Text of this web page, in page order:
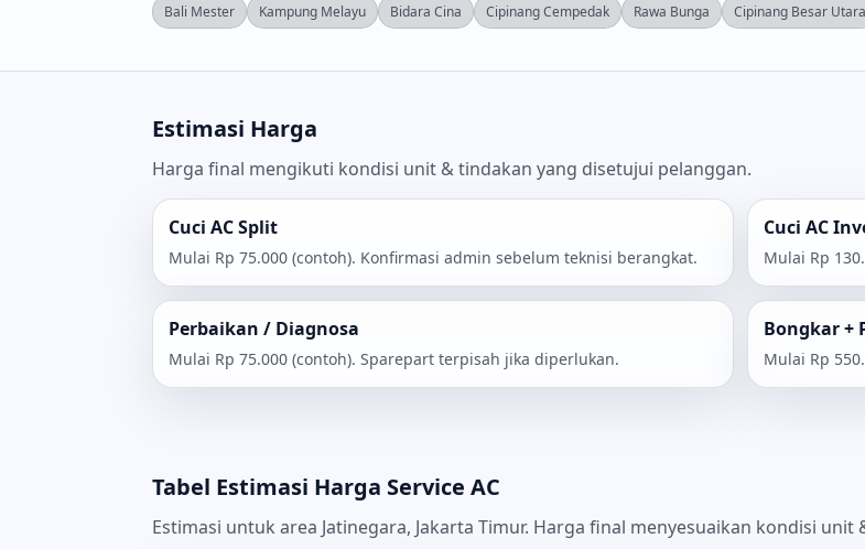
Bali Mester Kampung Melayu Bidara Cina Cipinang Cempedak Rawa Bunga Cipinang Besar Utara
Estimasi Harga
Harga final mengikuti kondisi unit & tindakan yang disetujui pelanggan.
Cuci AC Split
Mulai Rp 75.000 (contoh). Konfirmasi admin sebelum teknisi berangkat.
Cuci AC
Mulai Rp
Perbaikan / Diagnosa
Mulai Rp 75.000 (contoh). Sparepart terpisah jika diperlukan.
Bongkar +
Mulai Rp
Tabel Estimasi Harga Service AC
Estimasi untuk area Jatinegara, Jakarta Timur. Harga final menyesuaikan kondisi